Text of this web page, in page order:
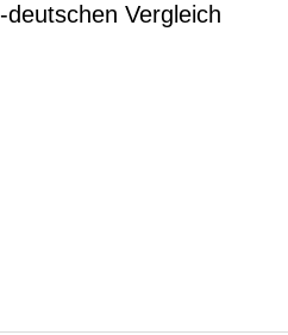
Vergleich